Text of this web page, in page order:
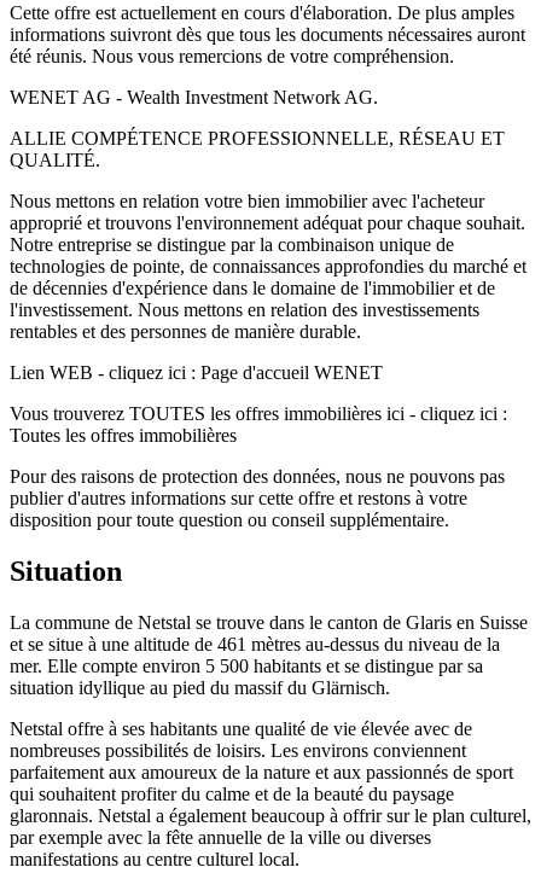
Cette offre est actuellement en cours d'élaboration. De plus amples
informations suivront dès que tous les documents nécessaires auront
été réunis. Nous vous remercions de votre compréhension.
WENET AG - Wealth Investment Network AG.
ALLIE COMPÉTENCE PROFESSIONNELLE, RÉSEAU ET
QUALITÉ.
Nous mettons en relation votre bien immobilier avec l'acheteur
approprié et trouvons l'environnement adéquat pour chaque souhait.
Notre entreprise se distingue par la combinaison unique de
technologies de pointe, de connaissances approfondies du marché et
de décennies d'expérience dans le domaine de l'immobilier et de
l'investissement. Nous mettons en relation des investissements
rentables et des personnes de manière durable.
Lien WEB - cliquez ici : Page d'accueil WENET
Vous trouverez TOUTES les offres immobilières ici - cliquez ici :
Toutes les offres immobilières
Pour des raisons de protection des données, nous ne pouvons pas
publier d'autres informations sur cette offre et restons à votre
disposition pour toute question ou conseil supplémentaire.
Situation
La commune de Netstal se trouve dans le canton de Glaris en Suisse
et se situe à une altitude de 461 mètres au-dessus du niveau de la
mer. Elle compte environ 5 500 habitants et se distingue par sa
situation idyllique au pied du massif du Glärnisch.
Netstal offre à ses habitants une qualité de vie élevée avec de
nombreuses possibilités de loisirs. Les environs conviennent
parfaitement aux amoureux de la nature et aux passionnés de sport
qui souhaitent profiter du calme et de la beauté du paysage
glaronnais. Netstal a également beaucoup à offrir sur le plan culturel,
par exemple avec la fête annuelle de la ville ou diverses
manifestations au centre culturel local.